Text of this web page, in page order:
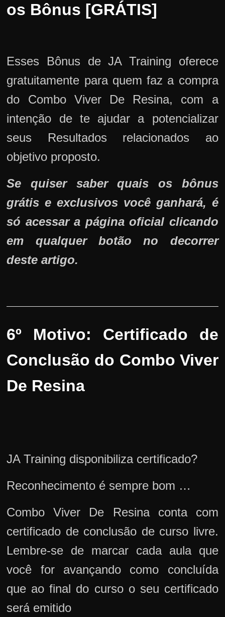
os Bônus [GRÁTIS]
Esses Bônus de JA Training oferece
gratuitamente para quem faz a compra
do Combo Viver De Resina, com a
intenção de te ajudar a potencializar
seus Resultados relacionados ao
objetivo proposto.
Se quiser saber quais os bônus
grátis e exclusivos você ganhará, é
só acessar a página oficial clicando
em qualquer botão no decorrer
deste artigo.
6º Motivo: Certificado de
Conclusão do Combo Viver
De Resina
JA Training disponibiliza certificado?
Reconhecimento é sempre bom …
Combo Viver De Resina conta com
certificado de conclusão de curso livre.
Lembre-se de marcar cada aula que
você for avançando como concluída
que ao final do curso o seu certificado
será emitido